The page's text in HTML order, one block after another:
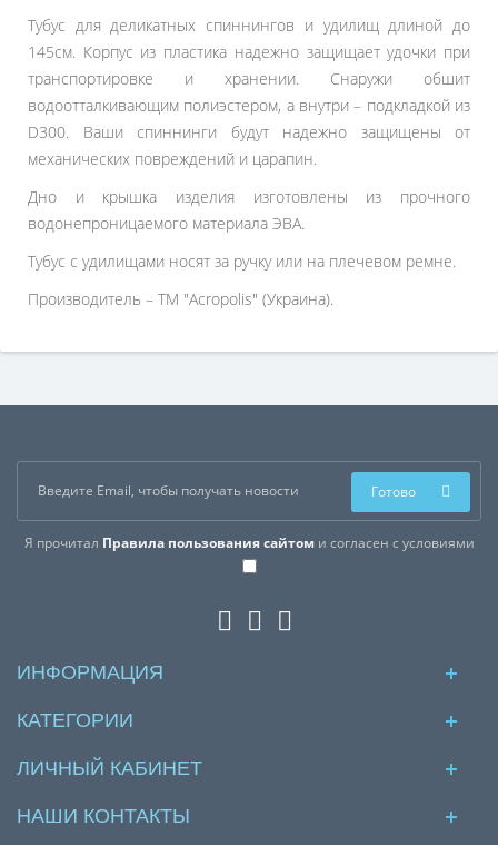
Тубус для деликатных спиннингов и удилищ длиной до
145см. Корпус из пластика надежно защищает удочки при
транспортировке и хранении. Снаружи обшит
водоотталкивающим полиэстером, а внутри – подкладкой из
D300. Ваши спиннинги будут надежно защищены от
механических повреждений и царапин.
Дно и крышка изделия изготовлены из прочного
водонепроницаемого материала ЭВА.
Тубус с удилищами носят за ручку или на плечевом ремне.
Производитель – ТМ "Acropolis" (Украина).
Я прочитал Правила пользования сайтоми согласен с условиями
Готово
ИНФОРМАЦИЯ
КАТЕГОРИИ
ЛИЧНЫЙ КАБИНЕТ
НАШИ КОНТАКТЫ